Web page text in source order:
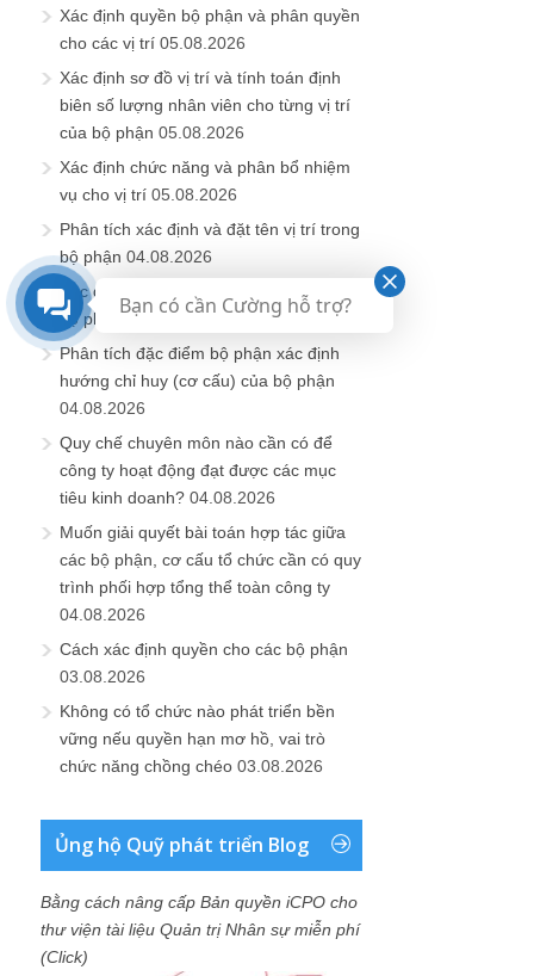
Xác định quyền bộ phận và phân quyền
cho các vị trí 05.08.2026
Xác định sơ đồ vị trí và tính toán định
biên số lượng nhân viên cho từng vị trí
của bộ phận 05.08.2026
Xác định chức năng và phân bổ nhiệm
vụ cho vị trí 05.08.2026
Phân tích xác định và đặt tên vị trí trong
bộ phận 04.08.2026
Xác định mục đích sinh ra (vai trò) của
bộ phận 04.08.2026
Phân tích đặc điểm bộ phận xác định
hướng chỉ huy (cơ cấu) của bộ phận
04.08.2026
Quy chế chuyên môn nào cần có để
công ty hoạt động đạt được các mục
tiêu kinh doanh? 04.08.2026
Muốn giải quyết bài toán hợp tác giữa
các bộ phận, cơ cấu tổ chức cần có quy
trình phối hợp tổng thể toàn công ty
04.08.2026
Cách xác định quyền cho các bộ phận
03.08.2026
Không có tổ chức nào phát triển bền
vững nếu quyền hạn mơ hồ, vai trò
chức năng chồng chéo 03.08.2026
Ủng hộ Quỹ phát triển Blog
Bằng cách nâng cấp Bản quyền iCPO cho
thư viện tài liệu Quản trị Nhân sự miễn phí
(Click)
Bạn có cần Cường hỗ trợ?